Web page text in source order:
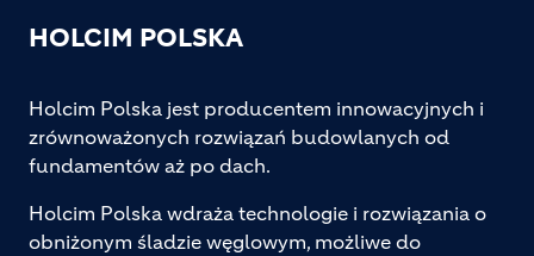
HOLCIM POLSKA
Holcim Polska jest producentem innowacyjnych i
zrównoważonych rozwiązań budowlanych od
fundamentów aż po dach.
Holcim Polska wdraża technologie i rozwiązania o
obniżonym śladzie węglowym, możliwe do